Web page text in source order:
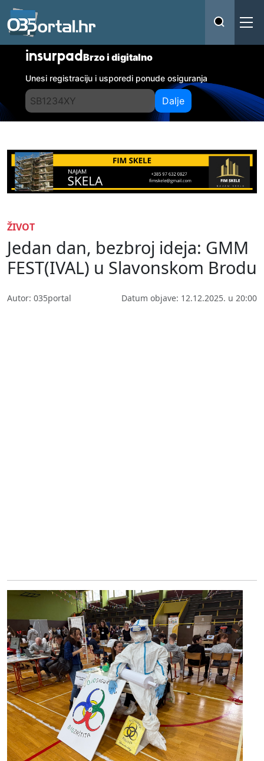
insurpadBrzo i digitalno
Unesi registraciju i usporedi ponude osiguranja
Dalje
ŽIVOT
Jedan dan, bezbroj ideja: GMM
FEST(IVAL) u Slavonskom Brodu
Autor: 035portal Datum objave: 12.12.2025. u 20:00